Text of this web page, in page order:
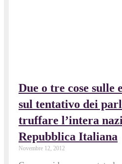
Due o tre cose sulle
sul tentativo dei
truffare l’intera
Repubblica Italiana
Novembre 12, 2012